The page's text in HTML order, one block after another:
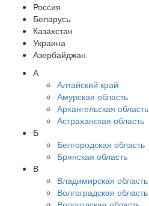
Россия
Беларусь
Казахстан
Украина
Азербайджан
А
Алтайский край
Амурская область
Архангельская область
Астраханская область
Б
Белгородская область
Брянская область
В
Владимирская область
Волгоградская область